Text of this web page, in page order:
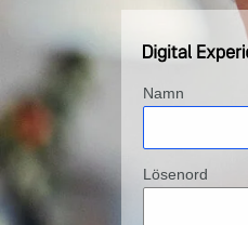
Namn
Lösenord